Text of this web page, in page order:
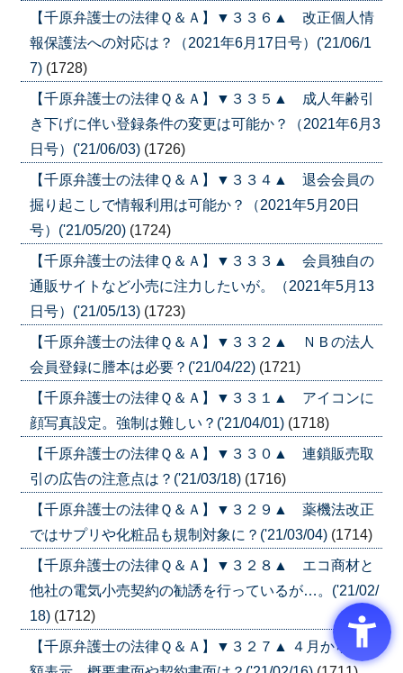
【千原弁護士の法律Ｑ＆Ａ】▼３３６▲ 改正個人情
報保護法への対応は？（2021年6月17日号）('21/06/1
7) (1728)
【千原弁護士の法律Ｑ＆Ａ】▼３３５▲ 成人年齢引
き下げに伴い登録条件の変更は可能か？（2021年6月3
日号）('21/06/03) (1726)
【千原弁護士の法律Ｑ＆Ａ】▼３３４▲ 退会会員の
掘り起こしで情報利用は可能か？（2021年5月20日
号）('21/05/20) (1724)
【千原弁護士の法律Ｑ＆Ａ】▼３３３▲ 会員独自の
通販サイトなど小売に注力したいが。（2021年5月13
日号）('21/05/13) (1723)
【千原弁護士の法律Ｑ＆Ａ】▼３３２▲ ＮＢの法人
会員登録に謄本は必要？('21/04/22) (1721)
【千原弁護士の法律Ｑ＆Ａ】▼３３１▲ アイコンに
顔写真設定。強制は難しい？('21/04/01) (1718)
【千原弁護士の法律Ｑ＆Ａ】▼３３０▲ 連鎖販売取
引の広告の注意点は？('21/03/18) (1716)
【千原弁護士の法律Ｑ＆Ａ】▼３２９▲ 薬機法改正
ではサプリや化粧品も規制対象に？('21/03/04) (1714)
【千原弁護士の法律Ｑ＆Ａ】▼３２８▲ エコ商材と
他社の電気小売契約の勧誘を行っているが…。('21/02/
18) (1712)
【千原弁護士の法律Ｑ＆Ａ】▼３２７▲ ４月からの総